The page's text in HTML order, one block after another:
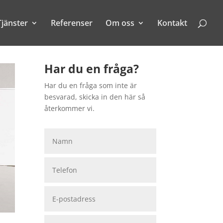
Referenser Om oss Kontakt
Har du en fråga?
Har du en fråga som inte är
besvarad, skicka in den här så
återkommer vi.